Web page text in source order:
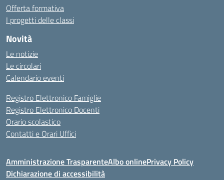
Offerta formativa
I progetti delle classi
Novità
Le notizie
Le circolari
Calendario eventi
Registro Elettronico Famiglie
Registro Elettronico Docenti
Orario scolastico
Contatti e Orari Uffici
Amministrazione TrasparenteAlbo onlinePrivacy Policy
Dichiarazione di accessibilità